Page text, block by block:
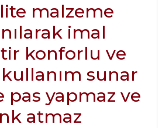
malzeme
imal
konforlu ve
sunar
pas yapmaz ve
atmaz